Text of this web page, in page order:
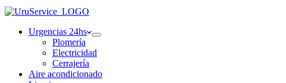
Urgencias 24hs
Plomería
Electricidad
Cerrajería
Aire acondicionado